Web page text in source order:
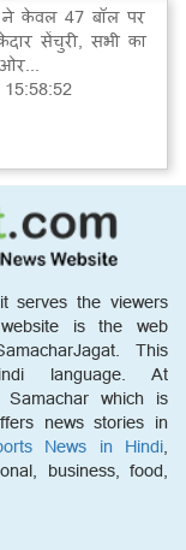
केवल 47 बॉल पर
सेंचुरी, सभी का
serves the viewers
is the web
This
language. At
Samachar which is
news stories in
News in Hindi,
business, food,